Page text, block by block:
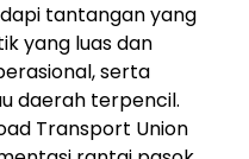
tantangan yang
yang luas dan
serta
daerah terpencil.
Transport Union